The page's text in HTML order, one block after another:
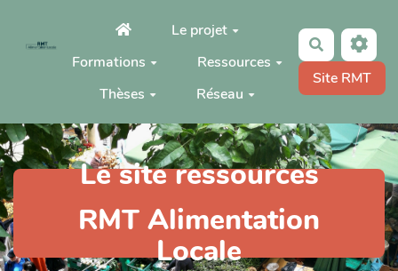
Aller au contenu principalLe projet
Formations
Ressources
Thèses
Réseau
Rechercher
Site RMT
Le site ressources
RMT Alimentation
Locale